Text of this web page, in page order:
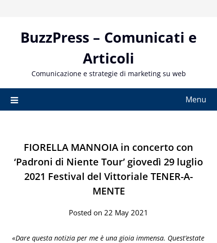
contentBuzzPress – Comunicati e
Articoli
Comunicazione e strategie di marketing su web
Menu
FIORELLA MANNOIA in concerto con
‘Padroni di Niente Tour’ giovedì 29 luglio
2021 Festival del Vittoriale TENER-A-
MENTE
Posted on 22 May 2021
«Dare questa notizia per me è una gioia immensa. Quest’estate